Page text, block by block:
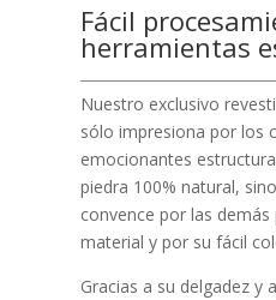
Fácil
herramientas
Nuestro exclusivo
sólo impresiona por los
emocionantes
piedra 100% natural,
convence por las demás
material y por su fácil
Gracias a su delgadez y